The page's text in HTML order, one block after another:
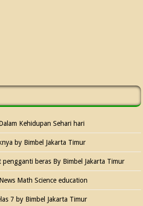
Kehidupan Sehari hari
by Bimbel Jakarta Timur
pengganti beras By Bimbel Jakarta Timur
Math Science education
7 by Bimbel Jakarta Timur